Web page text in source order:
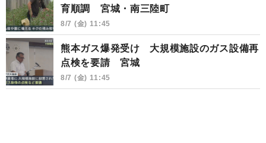
育順調 宮城・南三陸町
8/7 (金) 11:45
熊本ガス爆発受け 大規模施設のガス設備再
点検を要請 宮城
8/7 (金) 11:45